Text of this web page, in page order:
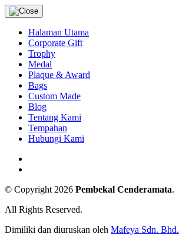
Halaman Utama
Corporate Gift
Trophy
Medal
Plaque & Award
Bags
Custom Made
Blog
Tentang Kami
Tempahan
Hubungi Kami
© Copyright 2026 Pembekal Cenderamata.
All Rights Reserved.
Dimiliki dan diuruskan oleh Mafeya Sdn. Bhd.